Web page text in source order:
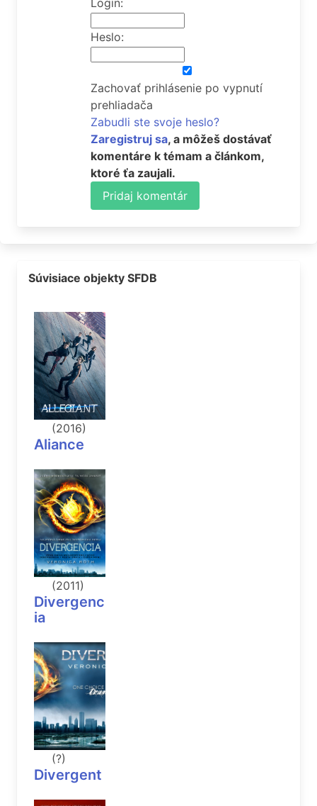
Heslo:
Zachovať prihlásenie po vypnutí
prehliadača
Zabudli ste svoje heslo?
Zaregistruj sa, a môžeš dostávať
komentáre k témam a článkom,
ktoré ťa zaujali.
Pridaj komentár
Súvisiace objekty SFDB
(2016)
Aliance
(2011)
Divergenc
ia
(?)
Divergent